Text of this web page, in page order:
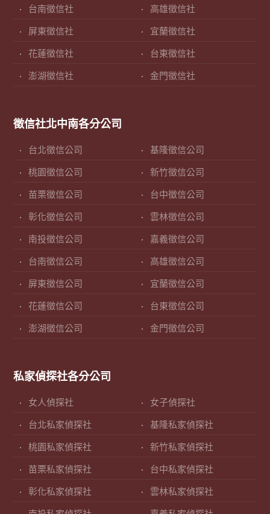
台南徵信社 高雄徵信社
屏東徵信社 宜蘭徵信社
花蓮徵信社 台東徵信社
澎湖徵信社 金門徵信社
徵信社北中南各分公司
台北徵信公司 基隆徵信公司
桃園徵信公司 新竹徵信公司
苗栗徵信公司 台中徵信公司
彰化徵信公司 雲林徵信公司
南投徵信公司 嘉義徵信公司
台南徵信公司 高雄徵信公司
屏東徵信公司 宜蘭徵信公司
花蓮徵信公司 台東徵信公司
澎湖徵信公司 金門徵信公司
私家偵探社各分公司
女人偵探社 女子偵探社
台北私家偵探社 基隆私家偵探社
桃園私家偵探社 新竹私家偵探社
苗栗私家偵探社 台中私家偵探社
彰化私家偵探社 雲林私家偵探社